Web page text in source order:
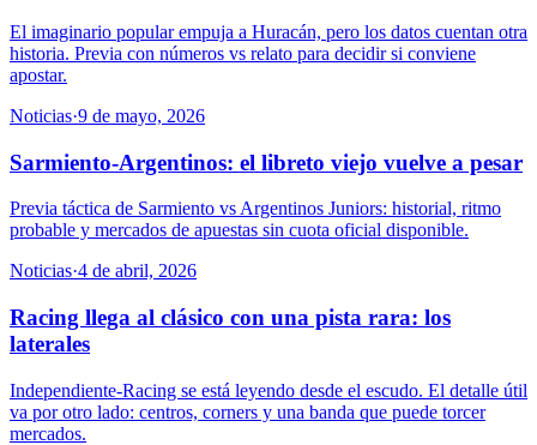
El imaginario popular empuja a Huracán, pero los datos cuentan otra
historia. Previa con números vs relato para decidir si conviene
apostar.
Noticias·9 de mayo, 2026
Sarmiento-Argentinos: el libreto viejo vuelve a pesar
Previa táctica de Sarmiento vs Argentinos Juniors: historial, ritmo
probable y mercados de apuestas sin cuota oficial disponible.
Noticias·4 de abril, 2026
Racing llega al clásico con una pista rara: los
laterales
Independiente-Racing se está leyendo desde el escudo. El detalle útil
va por otro lado: centros, corners y una banda que puede torcer
mercados.